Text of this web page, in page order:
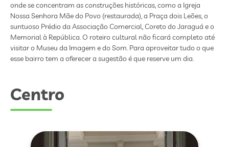
onde se concentram as construções históricas, como a Igreja
Nossa Senhora Mãe do Povo (restaurada), a Praça dois Leões, o
suntuoso Prédio da Associação Comercial, Coreto do Jaraguá e o
Memorial à República. O roteiro cultural não ficará completo até
visitar o Museu da Imagem e do Som. Para aproveitar tudo o que
esse bairro tem a oferecer a sugestão é que reserve um dia.
Centro